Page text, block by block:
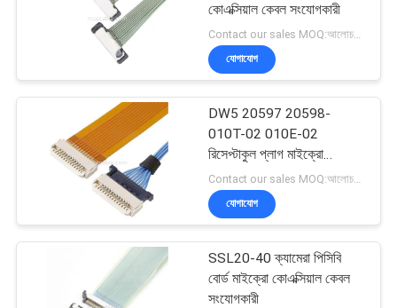
কোএক্সিয়াল কেবল সংযোগকারী
Contact our sales MOQ:আলোচনাযোগ্য
যোগাযোগ
DW5 20597 20598-
010T-02 010E-02
রিসেপ্টাকুল প্লাগ মাইক্রো
কোএক্সিয়াল ক্যাবল
যোগাযোগ
SSL20-40 ক্যামেরা পিসিবি
বোর্ড মাইক্রো কোএক্সিয়াল কেবল
সংযোগকারী